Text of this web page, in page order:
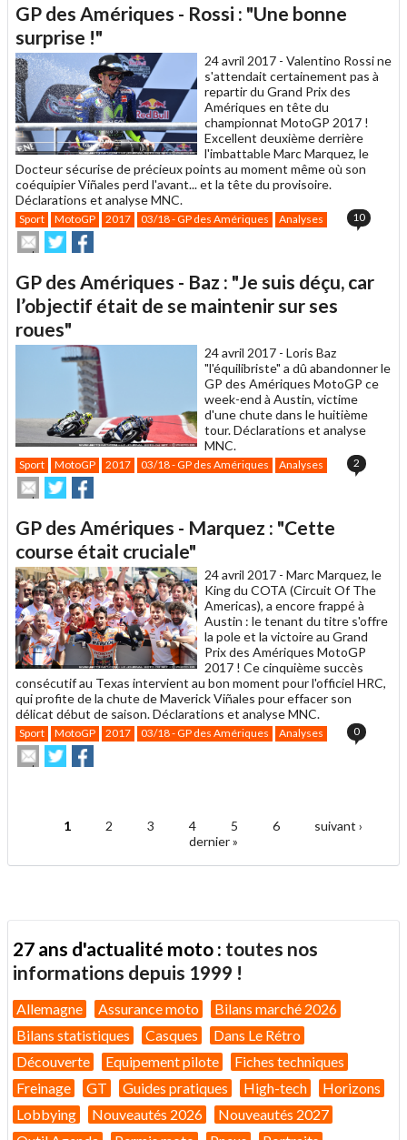
à
un
ami
GP des Amériques - Rossi : "Une bonne
surprise !"
24 avril 2017 - Valentino Rossi ne
s'attendait certainement pas à
repartir du Grand Prix des
Amériques en tête du
championnat MotoGP 2017 !
Excellent deuxième derrière
l'imbattable Marc Marquez, le
Docteur sécurise de précieux points au moment même où son
coéquipier Viñales perd l'avant... et la tête du provisoire.
Déclarations et analyse MNC.
Sport MotoGP 2017 03/18 - GP des Amériques Analyses 10
Envoyer
cet
à
un
ami
Partager
sur
sur
GP des Amériques - Baz : "Je suis déçu, car
l’objectif était de se maintenir sur ses
roues"
24 avril 2017 - Loris Baz
"l'équilibriste" a dû abandonner le
GP des Amériques MotoGP ce
week-end à Austin, victime
d'une chute dans le huitième
tour. Déclarations et analyse
MNC.
Sport MotoGP 2017 03/18 - GP des Amériques Analyses 2
Envoyer
cet
à
un
ami
Partager
sur
sur
GP des Amériques - Marquez : "Cette
course était cruciale"
24 avril 2017 - Marc Marquez, le
King du COTA (Circuit Of The
Americas), a encore frappé à
Austin : le tenant du titre s'offre
la pole et la victoire au Grand
Prix des Amériques MotoGP
2017 ! Ce cinquième succès
consécutif au Texas intervient au bon moment pour l'officiel HRC,
qui profite de la chute de Maverick Viñales pour effacer son
délicat début de saison. Déclarations et analyse MNC.
Sport MotoGP 2017 03/18 - GP des Amériques Analyses 0
Envoyer
cet
Partager
sur
sur
Pages1 2 3 4 5 6
suivant ›
dernier »
27 ans d'actualité moto : toutes nos
informations depuis 1999 !
Allemagne Assurance moto
Bilans marché 2026
Bilans statistiques
Casques
Dans Le Rétro
Découverte
Equipement pilote
Fiches techniques
Freinage
GT Guides pratiques High-tech
Horizons
Lobbying
Nouveautés 2026
Nouveautés 2027